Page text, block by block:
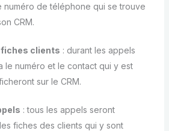
numéro de téléphone qui se trouve
CRM.
clients : durant les appels
le numéro et le contact qui y est
sur le CRM.
: tous les appels seront
fiches des clients qui y sont